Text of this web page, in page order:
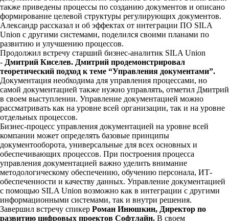
также приведены процессы по созданию документов и описано
формирование целевой структуры регулирующих документов.
Александр рассказал и об эффектах от интеграции ПО SILA
Union с другими системами, поделился своими планами по
развитию и улучшению процессов.
Продолжил встречу старший бизнес-аналитик SILA Union
- Дмитрий Киселев. Дмитрий продемонстрировал
теоретический подход к теме “Управления документами”.
Документация необходима для управления процессами, но
самой документацией также нужно управлять, отметил Дмитрий
в своем выступлении. Управление документацией можно
рассматривать как на уровне всей организации, так и на уровне
отдельных процессов.
Бизнес-процесс управления документацией на уровне всей
компании может определять базовые принципы
документооборота, универсальные для всех основных и
обеспечивающих процессов. При построения процесса
управления документацией важно уделить внимание
методологическому обеспечению, обучению персонала, ИТ-
обеспеченности и качеству данных. Управление документацией
с помощью SILA Union возможно как в интеграции с другими
информационными системами, так и внутри решения.
Завершил встречу спикер Роман Инюшкин, Директор по
развитию цифровых проектов Софтлайн. В своем